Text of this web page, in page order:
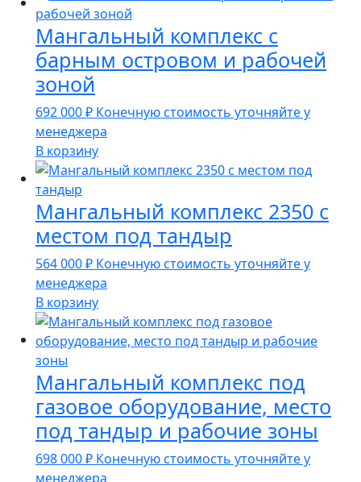
Мангальный комплекс с
барным островом и рабочей
зоной
692 000₽ Конечную стоимость уточняйте у
менеджера
В корзину
Мангальный комплекс 2350 с
местом под тандыр
564 000₽ Конечную стоимость уточняйте у
менеджера
В корзину
Мангальный комплекс под
газовое оборудование, место
под тандыр и рабочие зоны
698 000₽ Конечную стоимость уточняйте у
менеджера